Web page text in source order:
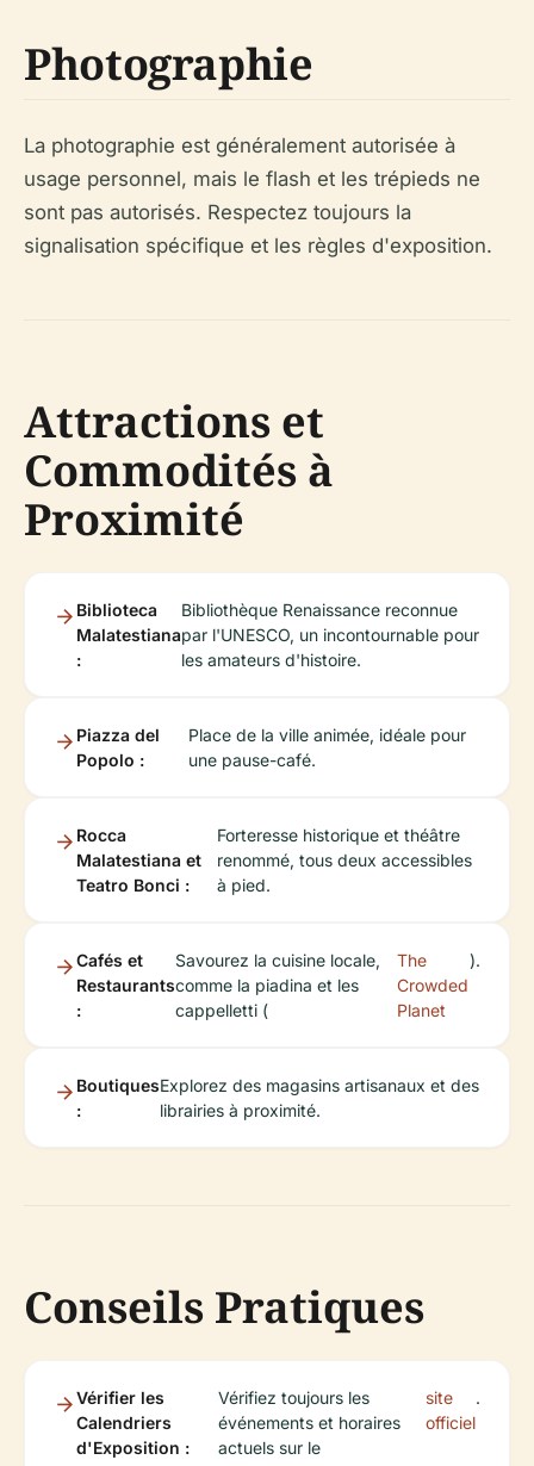
Photographie
La photographie est généralement autorisée à
usage personnel, mais le flash et les trépieds ne
sont pas autorisés. Respectez toujours la
signalisation spécifique et les règles d'exposition.
Attractions et
Commodités à
Proximité
Biblioteca
Malatestiana
:
Bibliothèque Renaissance reconnue
par l'UNESCO, un incontournable pour
les amateurs d'histoire.
Piazza del
Popolo :
Place de la ville animée, idéale pour
une pause-café.
Rocca
Malatestiana et
Teatro Bonci :
Forteresse historique et théâtre
renommé, tous deux accessibles
à pied.
Cafés et
Restaurants
:
Savourez la cuisine locale,
comme la piadina et les
cappelletti (
The
Crowded
Planet
).
Boutiques
:
Explorez des magasins artisanaux et des
librairies à proximité.
Conseils Pratiques
Vérifier les
Calendriers
d'Exposition :
Vérifiez toujours les
événements et horaires
actuels sur le
site
officiel
.